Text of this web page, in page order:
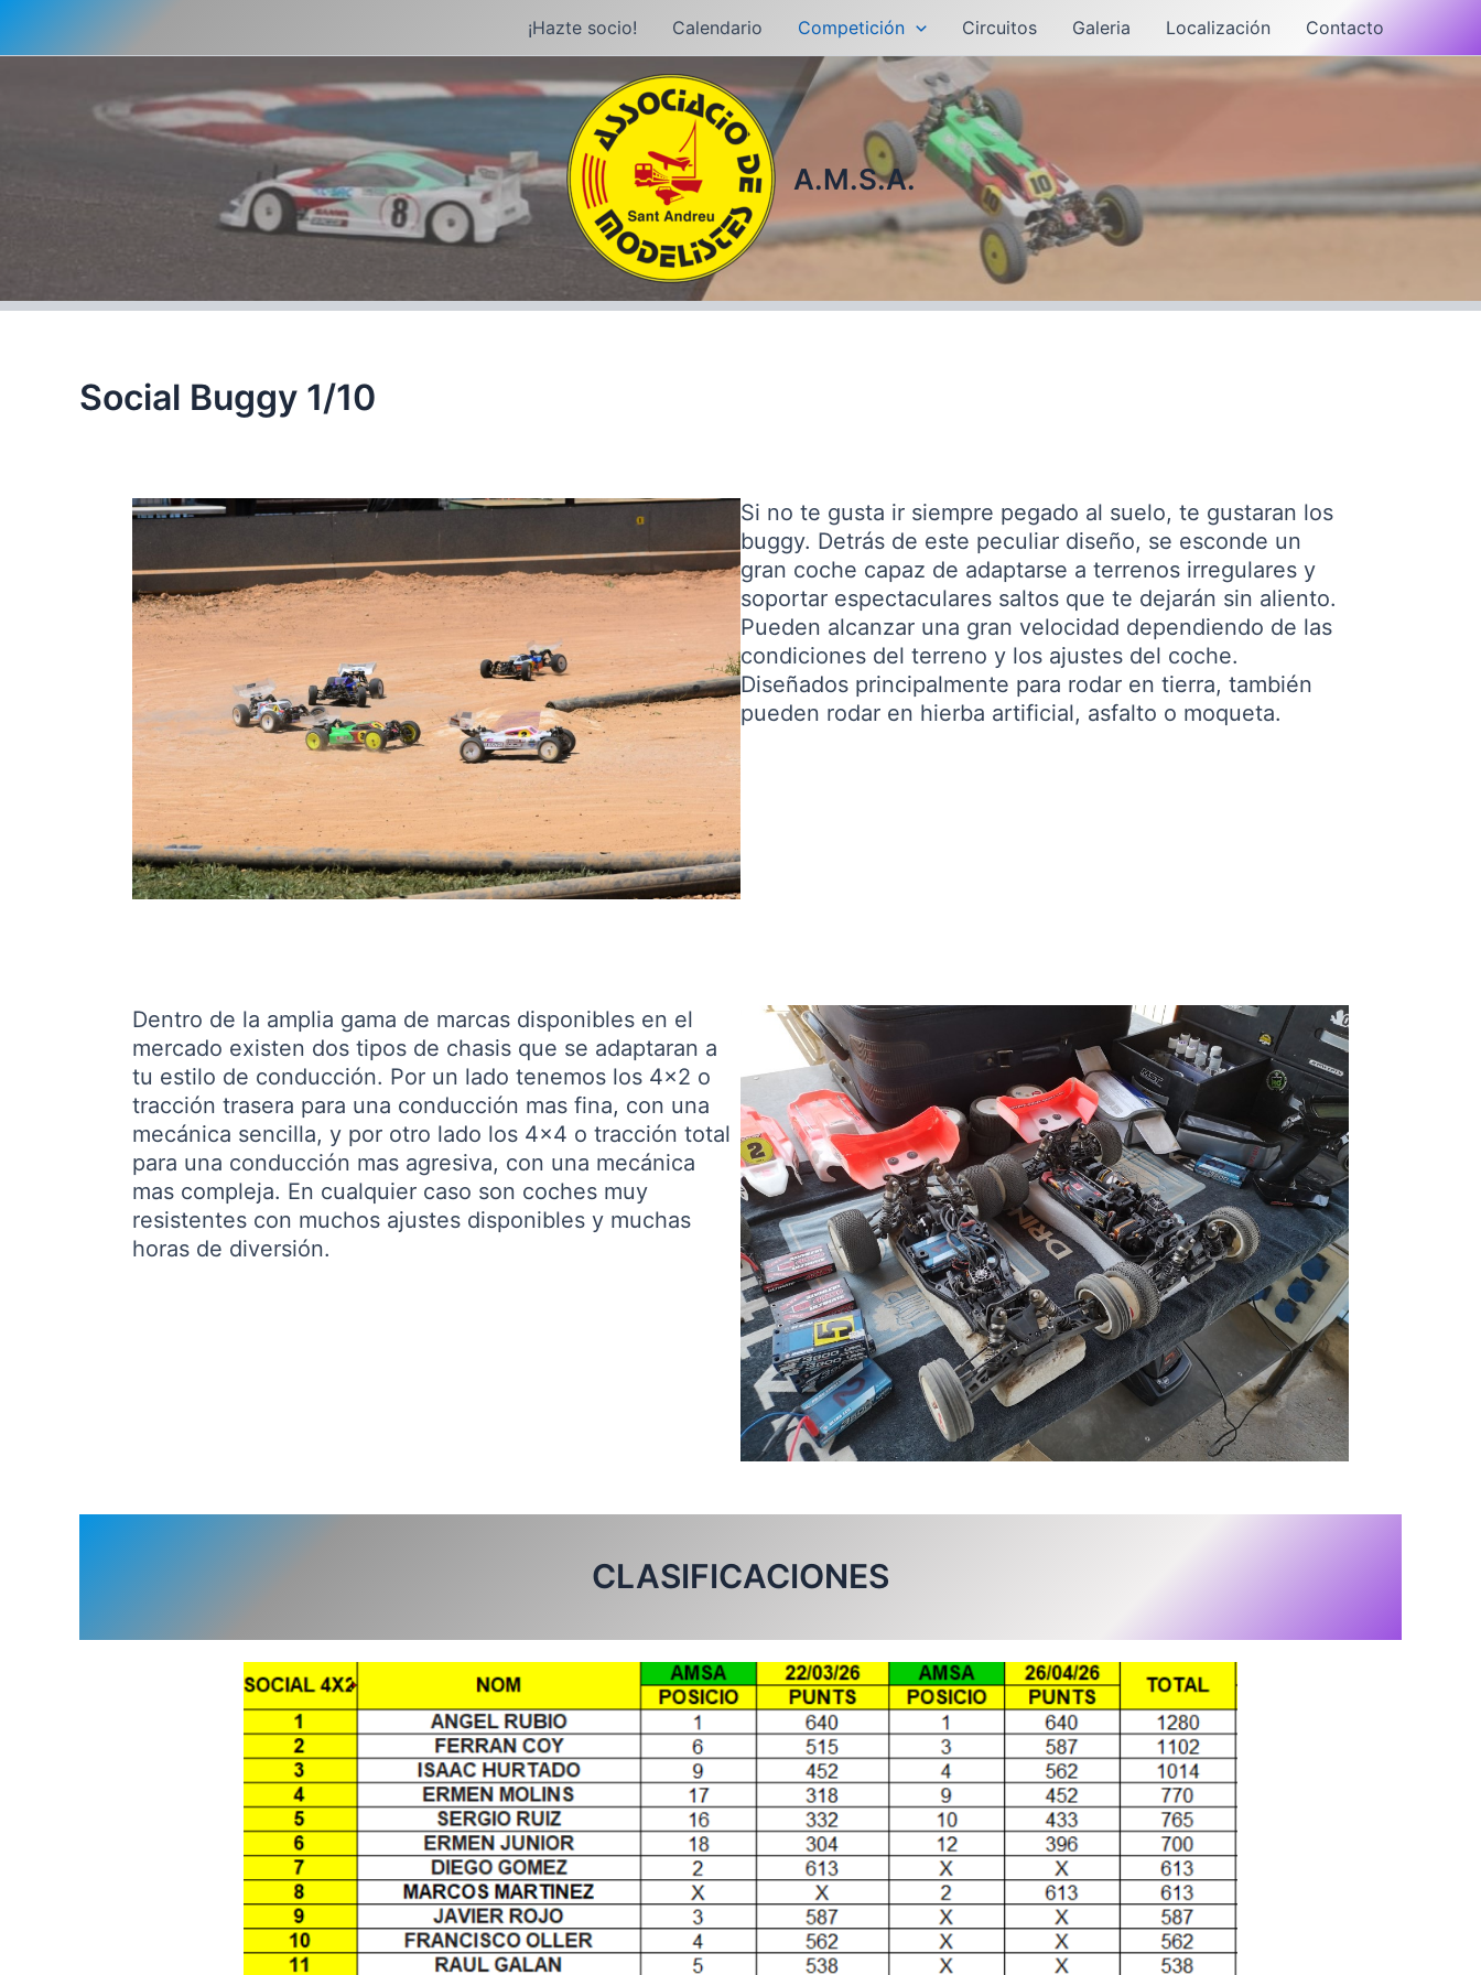
¡Hazte socio! Calendario Competición Circuitos Galeria Localización Contacto
A.M.S.A.
Social Buggy 1/10
Si no te gusta ir siempre pegado al suelo, te gustaran los
buggy. Detrás de este peculiar diseño, se esconde un
gran coche capaz de adaptarse a terrenos irregulares y
soportar espectaculares saltos que te dejarán sin aliento.
Pueden alcanzar una gran velocidad dependiendo de las
condiciones del terreno y los ajustes del coche.
Diseñados principalmente para rodar en tierra, también
pueden rodar en hierba artificial, asfalto o moqueta.
Dentro de la amplia gama de marcas disponibles en el
mercado existen dos tipos de chasis que se adaptaran a
tu estilo de conducción. Por un lado tenemos los 4×2 o
tracción trasera para una conducción mas fina, con una
mecánica sencilla, y por otro lado los 4×4 o tracción total
para una conducción mas agresiva, con una mecánica
mas compleja. En cualquier caso son coches muy
resistentes con muchos ajustes disponibles y muchas
horas de diversión.
CLASIFICACIONES